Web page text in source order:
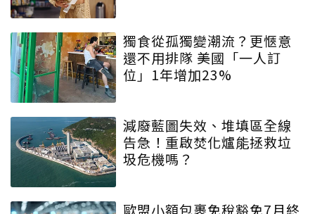
獨食從孤獨變潮流？更愜意
還不用排隊 美國「一人訂
位」1年增加23%
減廢藍圖失效、堆填區全線
告急！重啟焚化爐能拯救垃
圾危機嗎？
歐盟小額包裹免稅豁免7月終